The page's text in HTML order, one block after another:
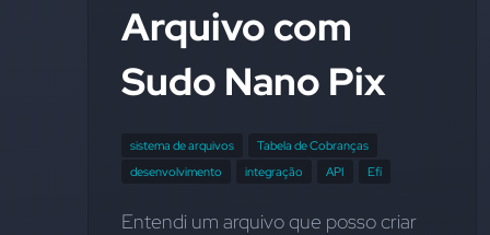
Arquivo com
Sudo Nano Pix
sistema de arquivos
Tabela de Cobranças
desenvolvimento
integração API Efí
Entendi um arquivo que posso criar